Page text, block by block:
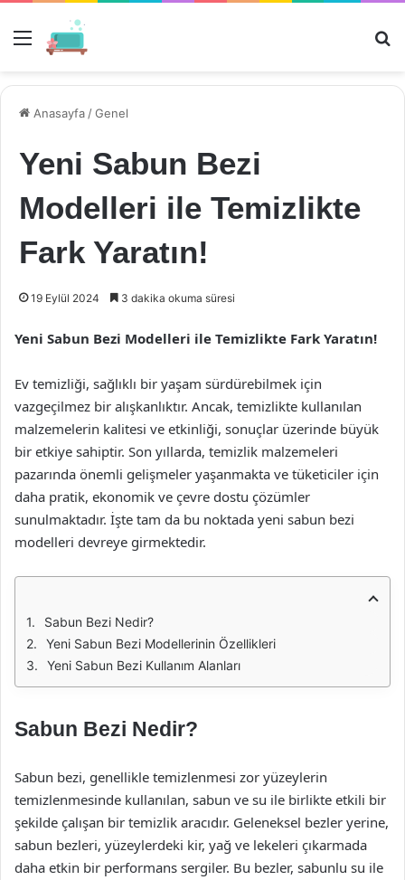
Menü
Anasayfa /Genel
Yeni Sabun Bezi
Modelleri ile Temizlikte
Fark Yaratın!
19 Eylül 2024 3 dakika okuma süresi
Yeni Sabun Bezi Modelleri ile Temizlikte Fark Yaratın!
Ev temizliği, sağlıklı bir yaşam sürdürebilmek için
vazgeçilmez bir alışkanlıktır. Ancak, temizlikte kullanılan
malzemelerin kalitesi ve etkinliği, sonuçlar üzerinde büyük
bir etkiye sahiptir. Son yıllarda, temizlik malzemeleri
pazarında önemli gelişmeler yaşanmakta ve tüketiciler için
daha pratik, ekonomik ve çevre dostu çözümler
sunulmaktadır. İşte tam da bu noktada yeni sabun bezi
modelleri devreye girmektedir.
Sabun Bezi Nedir?
Yeni Sabun Bezi Modellerinin Özellikleri
Yeni Sabun Bezi Kullanım Alanları
Sabun Bezi Nedir?
Sabun bezi, genellikle temizlenmesi zor yüzeylerin
temizlenmesinde kullanılan, sabun ve su ile birlikte etkili bir
şekilde çalışan bir temizlik aracıdır. Geleneksel bezler yerine,
sabun bezleri, yüzeylerdeki kir, yağ ve lekeleri çıkarmada
daha etkin bir performans sergiler. Bu bezler, sabunlu su ile